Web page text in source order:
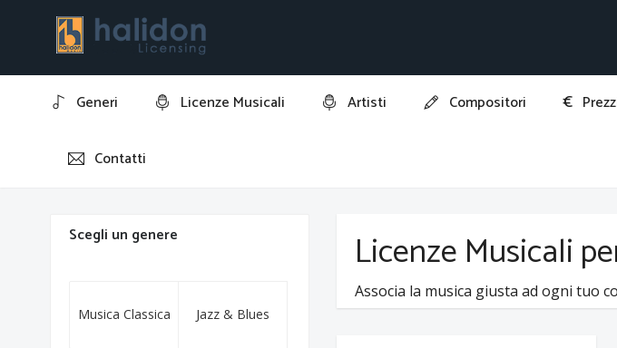
Generi Licenze Musicali Artisti Compositori €
Contatti
Home Dario Roscani
Scegli un genere
Musica Classica Jazz & Blues
Licenze Musicali
Associa la musica giusta ad ogni tuo